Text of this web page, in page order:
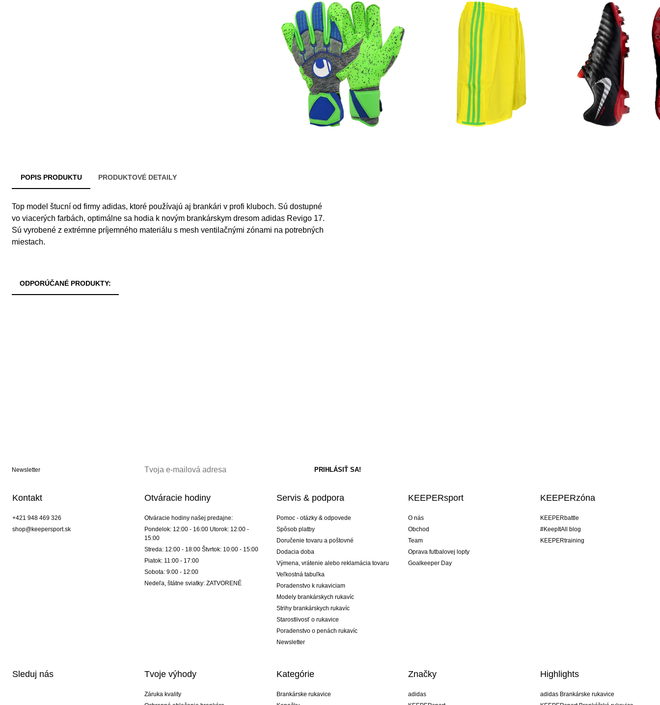
POPIS PRODUKTU PRODUKTOVÉ DETAILY
Top model štucní od firmy adidas, ktoré používajú aj brankári v profi kluboch. Sú dostupné
vo viacerých farbách, optimálne sa hodia k novým brankárskym dresom adidas Revigo 17.
Sú vyrobené z extrémne príjemného materiálu s mesh ventilačnými zónami na potrebných
miestach.
ODPORÚČANÉ PRODUKTY:
Newsletter
Kontakt
+421 948 469 326
shop@keepersport.sk
Otváracie hodiny
Otváracie hodiny našej predajne:
Pondelok: 12:00 - 16:00 Utorok: 12:00 -
15:00
Streda: 12:00 - 18:00 Štvrtok: 10:00 - 15:00
Piatok: 11:00 - 17:00
Sobota: 9:00 - 12:00
Nedeľa, štátne sviatky: ZATVORENÉ
Servis & podpora
Pomoc - otázky & odpovede
Spôsob platby
Doručenie tovaru a poštovné
Dodacia doba
Výmena, vrátenie alebo reklamácia tovaru
Veľkostná tabuľka
Poradenstvo k rukaviciam
Modely brankárskych rukavíc
Strihy brankárskych rukavíc
Starostlivosť o rukavice
Poradenstvo o penách rukavíc
Newsletter
KEEPERsport
O nás
Obchod
Team
Oprava futbalovej lopty
Goalkeeper Day
KEEPERzóna
KEEPERbattle
#KeepItAll blog
KEEPERtraining
Sleduj nás Tvoje výhody
Záruka kvality
Kategórie
Brankárske rukavice
Značky
adidas
Highlights
adidas Brankárske rukavice